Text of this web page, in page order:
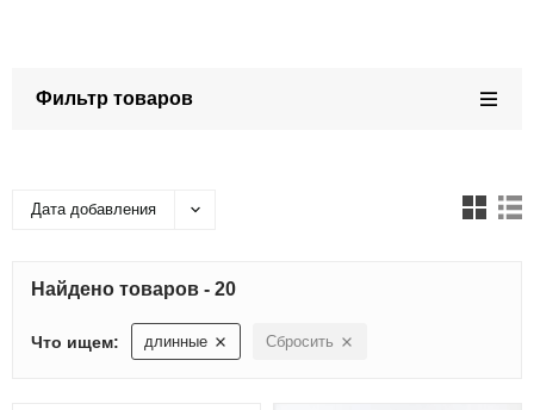
Фильтр товаров
Дата добавления
Найдено товаров - 20
Что ищем: длинные Сбросить